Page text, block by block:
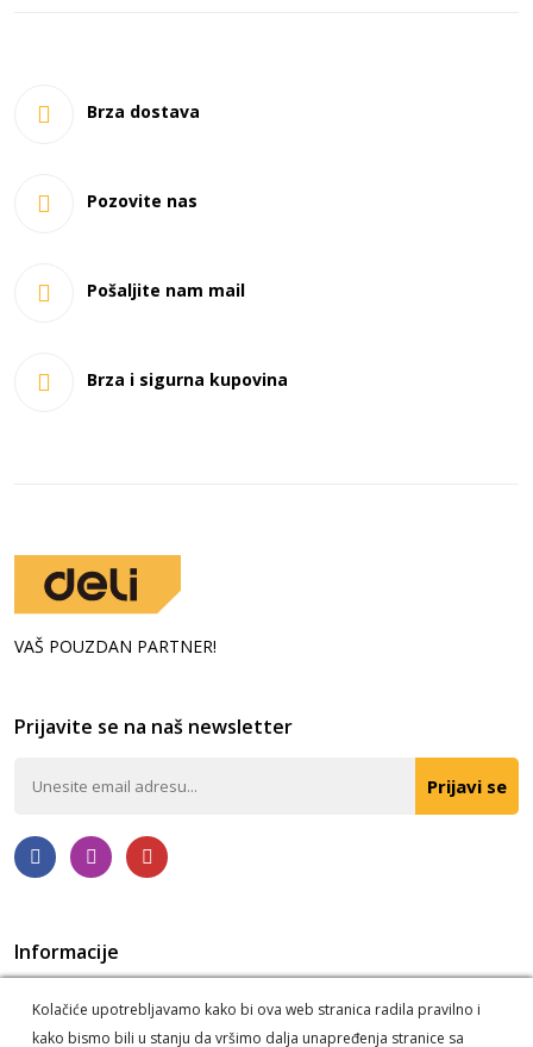
Brza dostava
Pozovite nas
Pošaljite nam mail
Brza i sigurna kupovina
VAŠ POUZDAN PARTNER!
Prijavite se na naš newsletter
Prijavi se
Informacije
Politika privatnosti
Korišćenje kolačića
O nama
Postupak reklamacije i odustanka
Kolačiće upotrebljavamo kako bi ova web stranica radila pravilno i
kako bismo bili u stanju da vršimo dalja unapređenja stranice sa